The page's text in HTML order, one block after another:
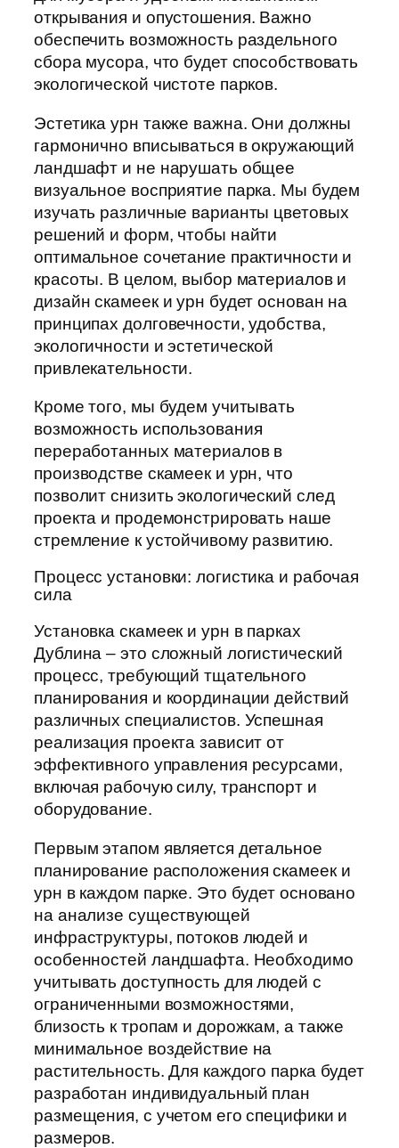
открывания и опустошения. Важно
обеспечить возможность раздельного
сбора мусора, что будет способствовать
экологической чистоте парков.
Эстетика урн также важна. Они должны
гармонично вписываться в окружающий
ландшафт и не нарушать общее
визуальное восприятие парка. Мы будем
изучать различные варианты цветовых
решений и форм, чтобы найти
оптимальное сочетание практичности и
красоты. В целом, выбор материалов и
дизайн скамеек и урн будет основан на
принципах долговечности, удобства,
экологичности и эстетической
привлекательности.
Кроме того, мы будем учитывать
возможность использования
переработанных материалов в
производстве скамеек и урн, что
позволит снизить экологический след
проекта и продемонстрировать наше
стремление к устойчивому развитию.
Процесс установки: логистика и рабочая
сила
Установка скамеек и урн в парках
Дублина – это сложный логистический
процесс, требующий тщательного
планирования и координации действий
различных специалистов. Успешная
реализация проекта зависит от
эффективного управления ресурсами,
включая рабочую силу, транспорт и
оборудование.
Первым этапом является детальное
планирование расположения скамеек и
урн в каждом парке. Это будет основано
на анализе существующей
инфраструктуры, потоков людей и
особенностей ландшафта. Необходимо
учитывать доступность для людей с
ограниченными возможностями,
близость к тропам и дорожкам, а также
минимальное воздействие на
растительность. Для каждого парка будет
разработан индивидуальный план
размещения, с учетом его специфики и
размеров.